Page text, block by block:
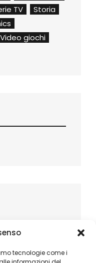
tecnologie come i
TV
Storia
Video giochi